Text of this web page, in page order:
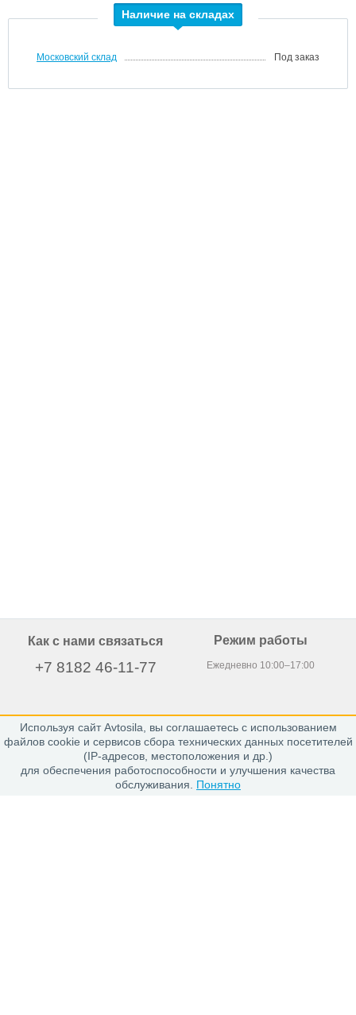
Используя сайт Avtosila, вы соглашаетесь с использованием
файлов cookie и сервисов сбора технических данных посетителей
(IP-адресов, местоположения и др.)
для обеспечения работоспособности и улучшения качества
обслуживания. Понятно
Наличие на складах
Московский склад Под заказ
Как с нами связаться
+7 8182 46-11-77
163020, г. Архангельск,
пр. Никольский 15, офис 212
Режим работы
Ежедневно 10:00–17:00
Каталог